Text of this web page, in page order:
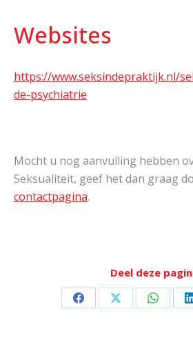
Websites
https://www.seksindepraktijk.nl/
de-psychiatrie
Mocht u nog aanvulling hebben
Seksualiteit, geef het dan graag
contactpagina.
Deel deze
Deel
Deel
Deel